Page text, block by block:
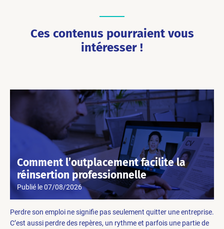
Ces contenus pourraient vous
intéresser !
Comment l’outplacement facilite la
réinsertion professionnelle
Publié le07/08/2026
Perdre son emploi ne signifie pas seulement quitter une entreprise.
C’est aussi perdre des repères, un rythme et parfois une partie de